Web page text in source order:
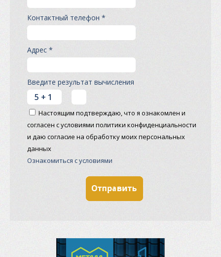
Контактный телефон *
Адрес *
Введите результат вычисления
Настоящим подтверждаю, что я ознакомлен и
согласен с условиями политики конфиденциальности
и даю согласие на обработку моих персональных
данных
Ознакомиться с условиями